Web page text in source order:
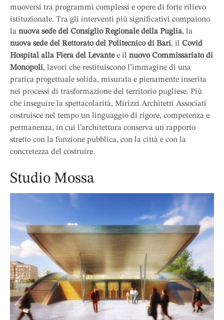
muoversi tra programmi complessi e opere di forte rilievo
istituzionale. Tra gli interventi più significativi compaiono
la nuova sede del Consiglio Regionale della Puglia, la
nuova sede del Rettorato del Politecnico di Bari, il Covid
Hospital alla Fiera del Levantee il nuovo Commissariato di
Monopoli, lavori che restituiscono l’immagine di una
pratica progettuale solida, misurata e pienamente inserita
nei processi di trasformazione del territorio pugliese. Più
che inseguire la spettacolarità, Mirizzi Architetti Associati
costruisce nel tempo un linguaggio di rigore, competenza e
permanenza, in cui l’architettura conserva un rapporto
stretto con la funzione pubblica, con la città e con la
concretezza del costruire.
Studio Mossa